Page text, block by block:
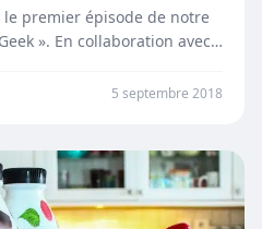
le premier épisode de notre
». En collaboration avec…
5 septembre 2018